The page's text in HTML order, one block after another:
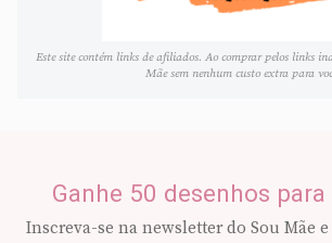
Este site contém links de afiliados. Ao comprar pelos links
Mãe sem nenhum custo extra para
Ganhe 50 desenhos
Inscreva-se na newsletter do Sou Mãe